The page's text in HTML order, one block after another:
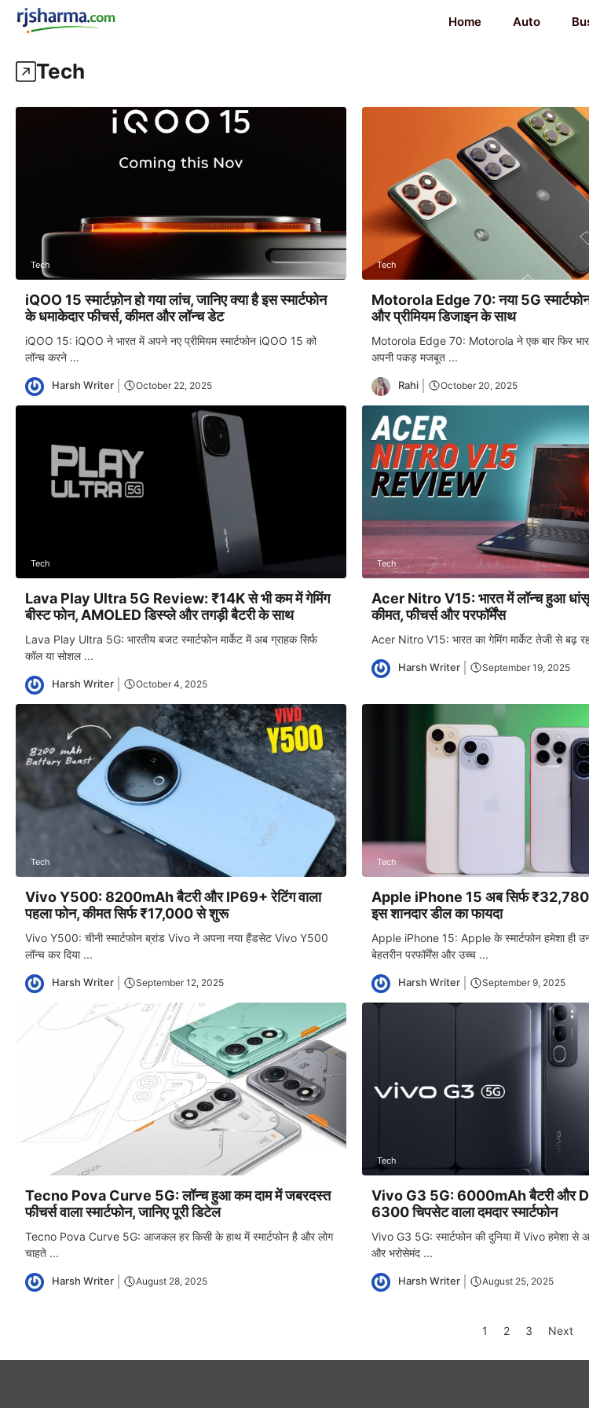
Skip
Home Auto
Tech
Tech
iQOO 15 स्मार्टफ़ोन हो गया लांच, जानिए क्या है इस स्मार्टफोन
के धमाकेदार फीचर्स, कीमत और लॉन्च डेट
iQOO 15: iQOO ने भारत में अपने नए प्रीमियम स्मार्टफोन iQOO 15 को
लॉन्च करने ...
Harsh Writer October 22, 2025
Tech
Motorola Edge 70: नया 5G स्मार्टफोन
और प्रीमियम डिजाइन के साथ
Motorola Edge 70: Motorola ने एक बार फिर
अपनी पकड़ मजबूत ...
Rahi October 20, 2025
Tech
Lava Play Ultra 5G Review: ₹14K से भी कम में गेमिंग
बीस्ट फोन, AMOLED डिस्प्ले और तगड़ी बैटरी के साथ
Lava Play Ultra 5G: भारतीय बजट स्मार्टफोन मार्केट में अब ग्राहक सिर्फ
कॉल या सोशल ...
Harsh Writer October 4, 2025
Tech
Acer Nitro V15: भारत में लॉन्च हुआ धांसू
कीमत, फीचर्स और परफॉर्मेंस
Acer Nitro V15: भारत का गेमिंग मार्केट तेजी से बढ़
Harsh Writer September 19, 2025
Tech
Vivo Y500: 8200mAh बैटरी और IP69+ रेटिंग वाला
पहला फोन, कीमत सिर्फ ₹17,000 से शुरू
Vivo Y500: चीनी स्मार्टफोन ब्रांड Vivo ने अपना नया हैंडसेट Vivo Y500
लॉन्च कर दिया ...
Harsh Writer September 12, 2025
Tech
Apple iPhone 15 अब सिर्फ ₹32,780
इस शानदार डील का फायदा
Apple iPhone 15: Apple के स्मार्टफोन हमेशा ही
बेहतरीन परफॉर्मेंस और उच्च ...
Harsh Writer September 9, 2025
Tecno Pova Curve 5G: लॉन्च हुआ कम दाम में जबरदस्त
फीचर्स वाला स्मार्टफोन, जानिए पूरी डिटेल
Tecno Pova Curve 5G: आजकल हर किसी के हाथ में स्मार्टफोन है और लोग
चाहते ...
Harsh Writer August 28, 2025
Tech
Vivo G3 5G: 6000mAh बैटरी और
6300 चिपसेट वाला दमदार स्मार्टफोन
Vivo G3 5G: स्मार्टफोन की दुनिया में Vivo हमेशा से
और भरोसेमंद ...
Harsh Writer August 25, 2025
1 2 3 Next